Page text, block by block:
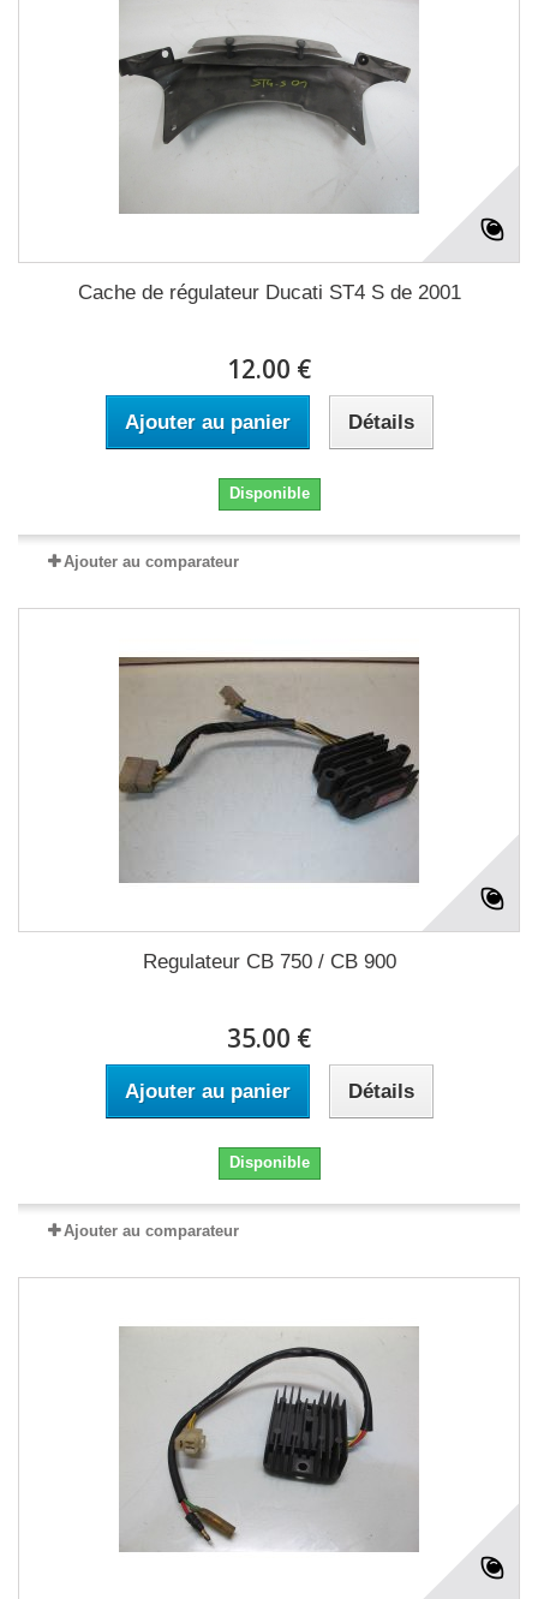
Cache de régulateur Ducati ST4 S de 2001
12.00 €
Ajouter au panier Détails
Disponible
Ajouter au comparateur
Regulateur CB 750 / CB 900
35.00 €
Ajouter au panier Détails
Disponible
Ajouter au comparateur